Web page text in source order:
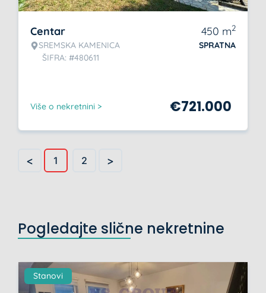
Centar
SREMSKA KAMENICA
ŠIFRA: #480611
450 m2
SPRATNA
Više o nekretnini > €721.000
< 1 2 >
Pogledajte slične nekretnine
Stanovi